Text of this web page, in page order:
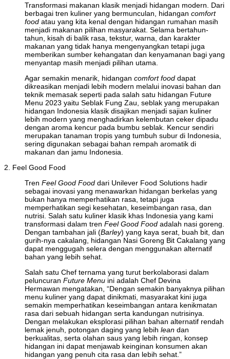
Transformasi makanan klasik menjadi hidangan modern. Dari
berbagai tren kuliner yang bermunculan, hidangan comfort
food atau yang kita kenal dengan hidangan rumahan masih
menjadi makanan pilihan masyarakat. Selama bertahun-
tahun, kisah di balik rasa, tekstur, warna, dan karakter
makanan yang tidak hanya mengenyangkan tetapi juga
memberikan sumber kehangatan dan kenyamanan bagi yang
menyantap masih menjadi pilihan utama.
Agar semakin menarik, hidangan comfort food dapat
dikreasikan menjadi lebih modern melalui inovasi bahan dan
teknik memasak seperti pada salah satu hidangan Future
Menu 2023 yaitu Seblak Fung Zau, seblak yang merupakan
hidangan Indonesia klasik disajikan menjadi sajian kuliner
lebih modern yang menghadirkan kelembutan ceker dipadu
dengan aroma kencur pada bumbu seblak. Kencur sendiri
merupakan tanaman tropis yang tumbuh subur di Indonesia,
sering digunakan sebagai bahan rempah aromatik di
makanan dan jamu Indonesia.
2. Feel Good Food
Tren Feel Good Food dari Unilever Food Solutions hadir
sebagai inovasi yang menawarkan hidangan berkelas yang
bukan hanya memperhatikan rasa, tetapi juga
memperhatikan segi kesehatan, keseimbangan rasa, dan
nutrisi. Salah satu kuliner klasik khas Indonesia yang kami
transformasi dalam tren Feel Good Food adalah nasi goreng.
Dengan tambahan jali (Barley) yang kaya serat, buah bit, dan
gurih-nya cakalang, hidangan Nasi Goreng Bit Cakalang yang
dapat menggugah selera dengan menggunakan alternatif
bahan yang lebih sehat.
Salah satu Chef ternama yang turut berkolaborasi dalam
peluncuran Future Menu ini adalah Chef Devina
Hermawan mengatakan, “Dengan semakin banyaknya pilihan
menu kuliner yang dapat dinikmati, masyarakat kini juga
semakin memperhatikan keseimbangan antara kenikmatan
rasa dari sebuah hidangan serta kandungan nutrisinya.
Dengan melakukan eksplorasi pilihan bahan alternatif rendah
lemak jenuh, potongan daging yang lebih lean dan
berkualitas, serta olahan saus yang lebih ringan, konsep
hidangan ini dapat menjawab keinginan konsumen akan
hidangan yang penuh cita rasa dan lebih sehat.”